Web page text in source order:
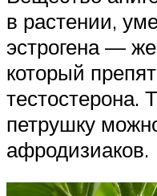
в растении,
эстрогена —
который
тестостерона.
петрушку
афродизиаков.